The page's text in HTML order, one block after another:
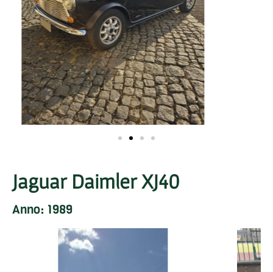
Jaguar Daimler XJ40
Anno: 1989